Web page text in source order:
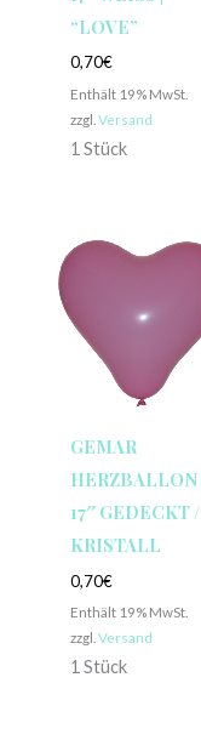
LOVE”
0,70€
Enthält 19% MwSt.
zzgl. Versand
1 Stück
GEMAR
HERZBALLON |
17″ GEDECKT /
KRISTALL
0,70€
Enthält 19% MwSt.
zzgl. Versand
1 Stück